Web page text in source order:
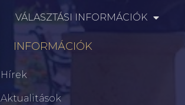
VÁLASZTÁSI INFORMÁCIÓK
INFORMÁCIÓK
Hírek
Aktualitások